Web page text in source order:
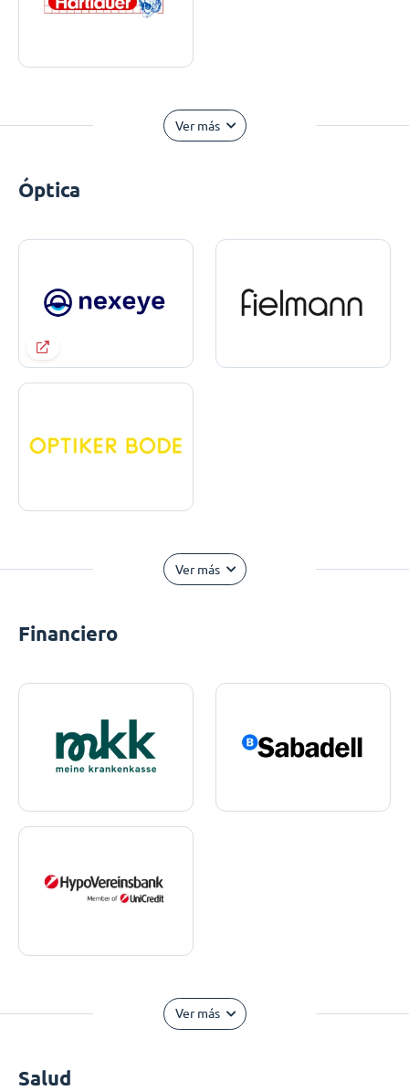
Ver más
Óptica
Ver más
Financiero
Ver más
Salud